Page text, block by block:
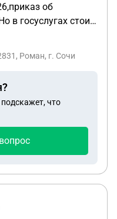
об
в госуслугах стоит
от той же даты о
подписать приказ.
Роман, г. Сочи
что